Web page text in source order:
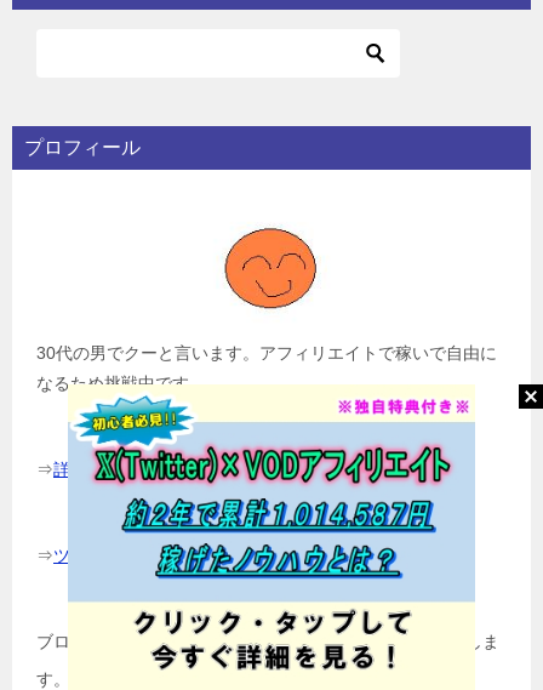
プロフィール
30代の男でクーと言います。アフィリエイトで稼いで自由に
なるため挑戦中です。
⇒詳しくはこちら
⇒ツイッターはこちら
ブログランキング参加中！ 応援クリックよろしくお願いしま
す。